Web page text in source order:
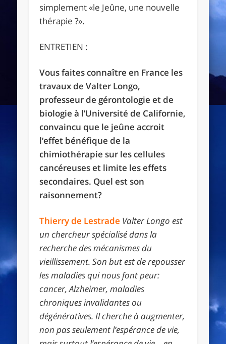
simplement «le Jeûne, une nouvelle
thérapie ?».
ENTRETIEN :
Vous faites connaître en France les
travaux de Valter Longo,
professeur de gérontologie et de
biologie à l’Université de Californie,
convaincu que le jeûne accroit
l’effet bénéfique de la
chimiothérapie sur les cellules
cancéreuses et limite les effets
secondaires. Quel est son
raisonnement?
Thierry de Lestrade Valter Longo est
un chercheur spécialisé dans la
recherche des mécanismes du
vieillissement. Son but est de repousser
les maladies qui nous font peur:
cancer, Alzheimer, maladies
chroniques invalidantes ou
dégénératives. Il cherche à augmenter,
non pas seulement l’espérance de vie,